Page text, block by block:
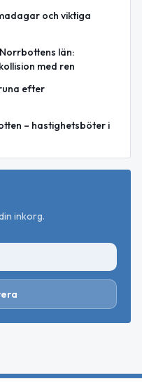
och viktiga
län:
med ren
efter
– hastighetsböter i
inkorg.